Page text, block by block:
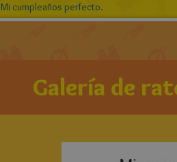
Mi cumpleaños perfecto.
Galería de